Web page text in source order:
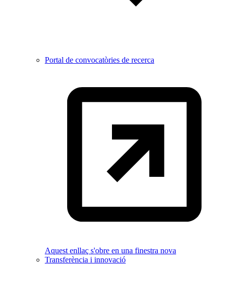
Portal de convocatòries de recerca
Aquest enllaç s'obre en una finestra nova
Transferència i innovació